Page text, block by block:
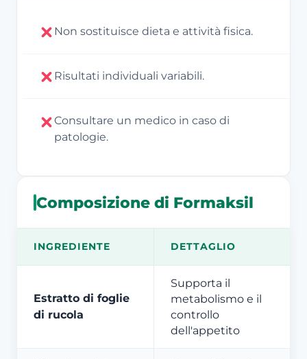
Non sostituisce dieta e attività fisica.
Risultati individuali variabili.
Consultare un medico in caso di
patologie.
Composizione di Formaksil
INGREDIENTE DETTAGLIO
Estratto di foglie
di rucola
Supporta il
metabolismo e il
controllo
dell'appetito